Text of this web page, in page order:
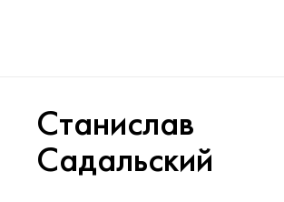
Станислав
Садальский